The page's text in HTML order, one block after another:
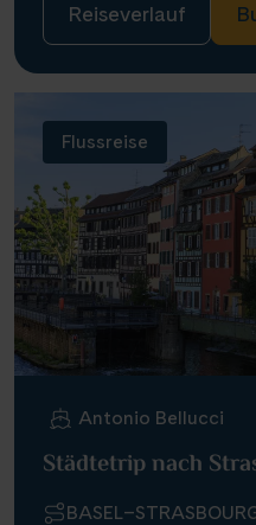
Reiseverlauf
Flussreise
Antonio Bellucci
Städtetrip nach